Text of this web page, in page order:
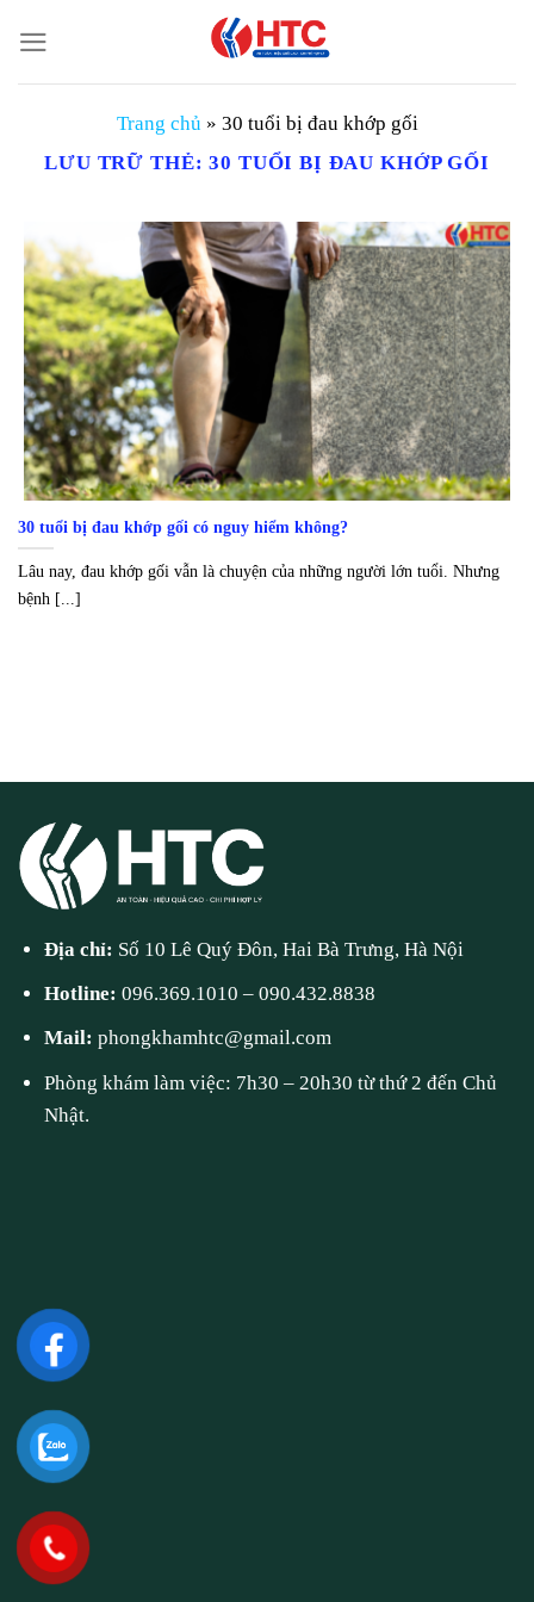
đến
nội
Trang chủ » 30 tuổi bị đau khớp gối
LƯU TRỮ THẺ:30 TUỔI BỊ ĐAU KHỚP GỐI
30 tuổi bị đau khớp gối có nguy hiểm không?
Lâu nay, đau khớp gối vẫn là chuyện của những người lớn tuổi. Nhưng
bệnh [...]
Địa chỉ: Số 10 Lê Quý Đôn, Hai Bà Trưng, Hà Nội
Hotline:096.369.1010 –090.432.8838
Mail:phongkhamhtc@gmail.com
Phòng khám làm việc: 7h30 – 20h30 từ thứ 2 đến Chủ
Nhật.